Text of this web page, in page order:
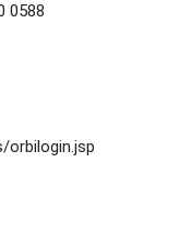
0588
orbilogin.jsp